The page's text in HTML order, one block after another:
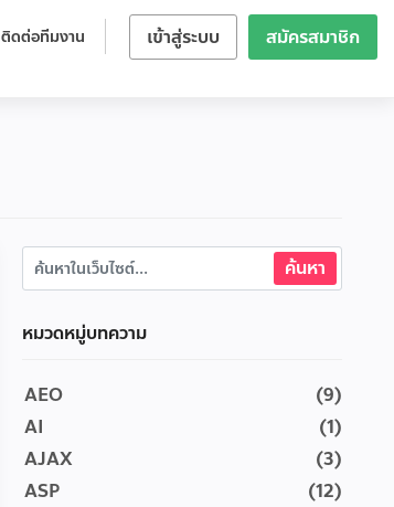
เข้าสู่ระบบ สมัครสมาชิก
ติดต่อทีมงาน
หมวดหมู่บทความ
AEO
(9)
AI
(1)
AJAX
(3)
ASP
(12)